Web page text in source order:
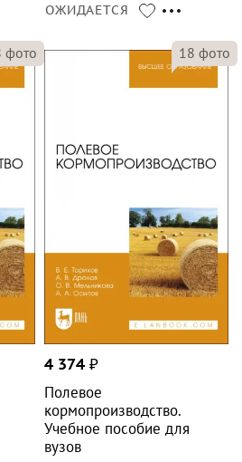
ОЖИДАЕТСЯ
фото 18 фото
4 374 ₽
Полевое
кормопроизводство.
Учебное пособие для
вузов